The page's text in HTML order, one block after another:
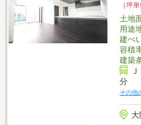
（坪単
土地
用途
建ぺ
容積
建築
分
その他
大